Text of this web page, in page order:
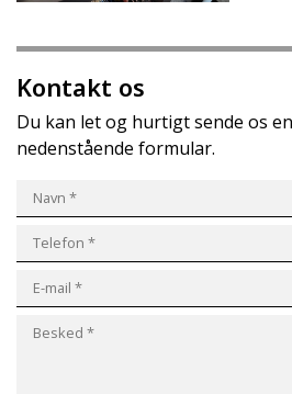
Kontakt os
Du kan let og hurtigt sende os
nedenstående formular.